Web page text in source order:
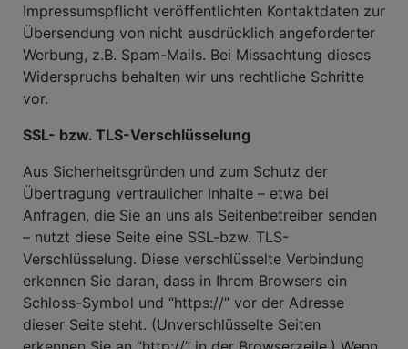
Impressumspflicht veröffentlichten Kontaktdaten zur
Übersendung von nicht ausdrücklich angeforderter
Werbung, z.B. Spam-Mails. Bei Missachtung dieses
Widerspruchs behalten wir uns rechtliche Schritte
vor.
SSL- bzw. TLS-Verschlüsselung
Aus Sicherheitsgründen und zum Schutz der
Übertragung vertraulicher Inhalte – etwa bei
Anfragen, die Sie an uns als Seitenbetreiber senden
– nutzt diese Seite eine SSL-bzw. TLS-
Verschlüsselung. Diese verschlüsselte Verbindung
erkennen Sie daran, dass in Ihrem Browsers ein
Schloss-Symbol und “https://” vor der Adresse
dieser Seite steht. (Unverschlüsselte Seiten